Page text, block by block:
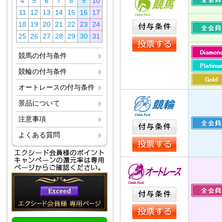
11
12 13 14 15 16
17
18
19 20 21 22 23
24
25 26 27 28 29 30 31
競馬の付与条件
競輪の付与条件
オートレースの付与条件
景品について
注意事項
よくある質問